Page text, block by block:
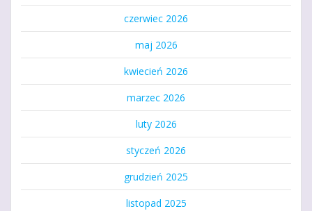
czerwiec 2026
maj 2026
kwiecień 2026
marzec 2026
luty 2026
styczeń 2026
grudzień 2025
listopad 2025